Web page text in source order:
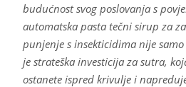
budućnost svog poslovanja s
automatska pasta tečni sirup za
punjenje s insekticidima nije
je strateška investicija za sutra,
ostanete ispred krivulje i